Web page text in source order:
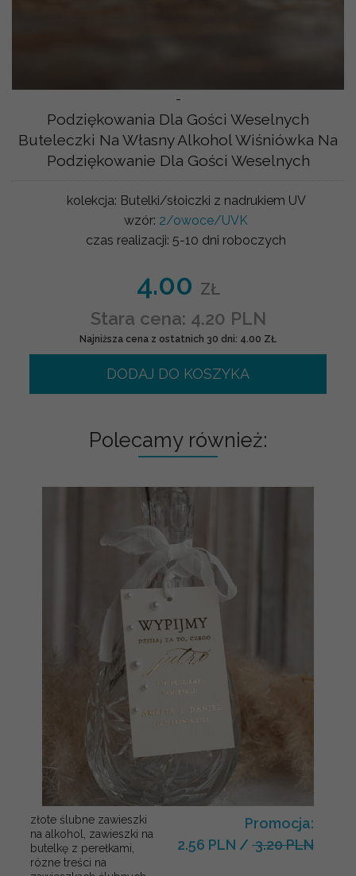
-
Podziękowania Dla Gości Weselnych
Buteleczki Na Własny Alkohol Wiśniówka Na
Podziękowanie Dla Gości Weselnych
kolekcja: Butelki/słoiczki z nadrukiem UV
wzór: 2/owoce/UVK
czas realizacji: 5-10 dni roboczych
4.00 ZŁ
Stara cena: 4.20 PLN
Najniższa cena z ostatnich 30 dni: 4.00 ZŁ
DODAJ DO KOSZYKA
Polecamy również:
złote ślubne zawieszki
na alkohol, zawieszki na
butelkę z perełkami,
rózne treści na
Promocja:
2.56 PLN / 3.20 PLN